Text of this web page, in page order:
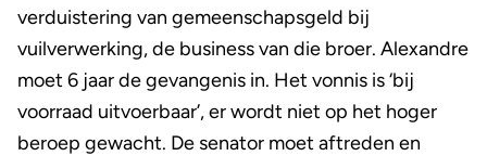
verduistering van gemeenschapsgeld bij
vuilverwerking, de business van die broer. Alexandre
moet 6 jaar de gevangenis in. Het vonnis is ‘bij
voorraad uitvoerbaar’, er wordt niet op het hoger
beroep gewacht. De senator moet aftreden en